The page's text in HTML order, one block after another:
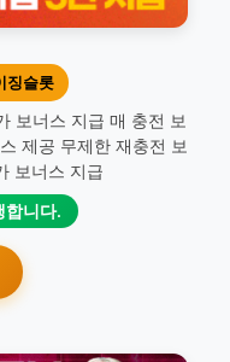
징슬롯
보너스 지급 매 충전 보
제공 무제한 재충전 보
보너스 지급
합니다.